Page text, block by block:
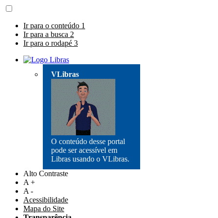
Ir para o conteúdo 1
Ir para a busca 2
Ir para o rodapé 3
VLibras
O conteúdo desse portal
pode ser acessível em
Libras usando o VLibras.
Alto Contraste
A +
A -
Acessibilidade
Mapa do Site